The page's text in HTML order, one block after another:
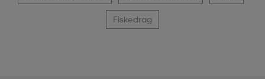
Fiskedrag